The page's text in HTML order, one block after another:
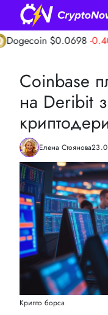
$0.0698 -0.40%
Coinbase
на Deribit
Елена Стоянова
Крипто борса